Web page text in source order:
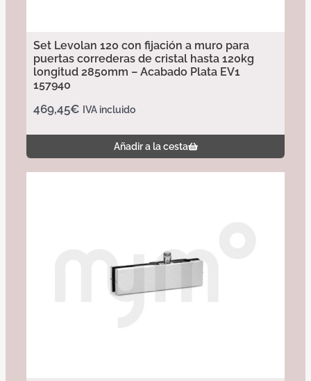
Set Levolan 120 con fijación a muro para
puertas correderas de cristal hasta 120kg
longitud 2850mm – Acabado Plata EV1
157940
469,45€ IVA incluido
Añadir a la cesta